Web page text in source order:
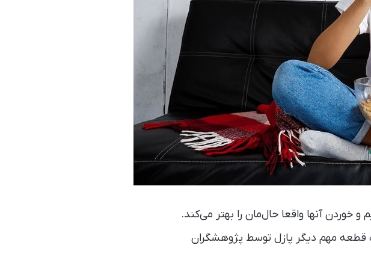
خوردن آنها واقعا حال‌مان را بهتر می‌کند.
قطعه مهم دیگر پازل توسط پژوهشگران